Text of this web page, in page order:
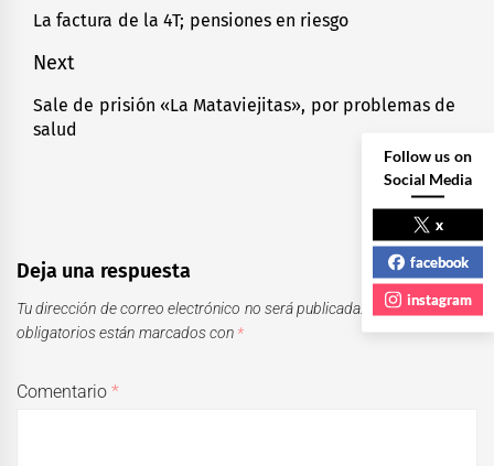
de
entradas
Previous
La factura de la 4T; pensiones en riesgo
Next
Next
post:
Sale de prisión «La Mataviejitas», por problemas de
salud
Deja una respuesta
Tu dirección de correo electrónico no será publicada.
Los campos
obligatorios están marcados con *
Comentario*
Follow us on
Social Media
x
facebook
instagram